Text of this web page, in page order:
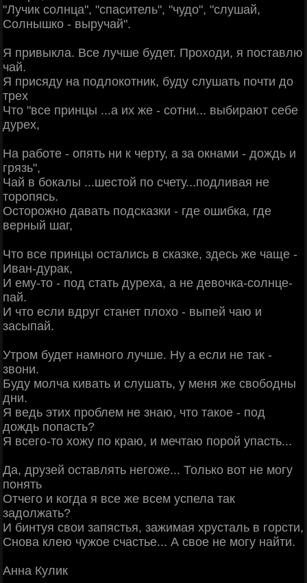
"Лучик солнца", "спаситель", "чудо", "слушай,
Солнышко - выручай".
Я привыкла. Все лучше будет. Проходи, я поставлю
чай.
Я присяду на подлокотник, буду слушать почти до
трех
Что "все принцы ...а их же - сотни... выбирают себе
дурех,
На работе - опять ни к черту, а за окнами - дождь и
грязь",
Чай в бокалы ...шестой по счету...подливая не
торопясь.
Осторожно давать подсказки - где ошибка, где
верный шаг,
Что все принцы остались в сказке, здесь же чаще -
Иван-дурак,
И ему-то - под стать дуреха, а не девочка-солнце-
пай.
И что если вдруг станет плохо - выпей чаю и
засыпай.
Утром будет намного лучше. Ну а если не так -
звони.
Буду молча кивать и слушать, у меня же свободны
дни.
Я ведь этих проблем не знаю, что такое - под
дождь попасть?
Я всего-то хожу по краю, и мечтаю порой упасть...
Да, друзей оставлять негоже... Только вот не могу
понять
Отчего и когда я все же всем успела так
задолжать?
И бинтуя свои запястья, зажимая хрусталь в горсти,
Снова клею чужое счастье... А свое не могу найти.
Анна Кулик